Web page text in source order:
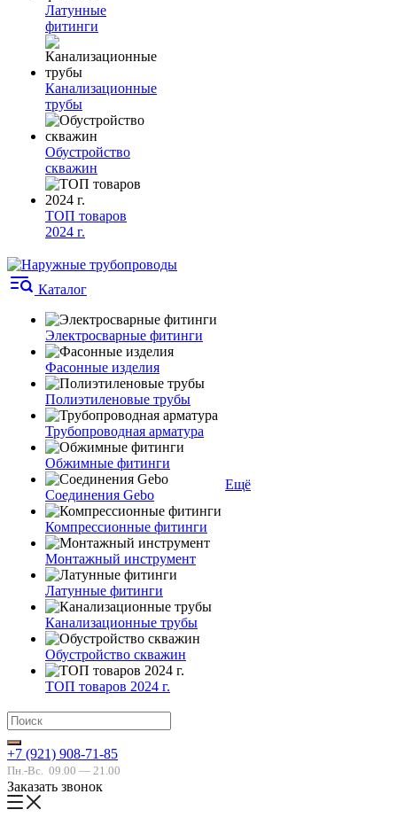
Латунные
фитинги
Канализационные
трубы
Обустройство
скважин
ТОП товаров
2024 г.
Каталог
Электросварные фитинги
Фасонные изделия
Полиэтиленовые трубы
Трубопроводная арматура
Обжимные фитинги
Соединения Gebo
Компрессионные фитинги
Монтажный инструмент
Латунные фитинги
Канализационные трубы
Обустройство скважин
ТОП товаров 2024 г.
Ещё
+7 (921) 908-71-85
Пн.-Вс. 09.00 — 21.00
Заказать звонок